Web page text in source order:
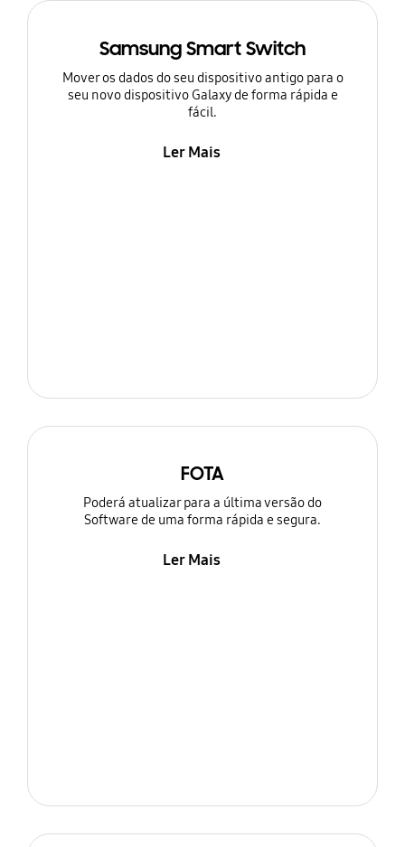
Samsung Smart Switch
Mover os dados do seu dispositivo antigo para o
seu novo dispositivo Galaxy de forma rápida e
fácil.
Ler Mais
FOTA
Poderá atualizar para a última versão do
Software de uma forma rápida e segura.
Ler Mais